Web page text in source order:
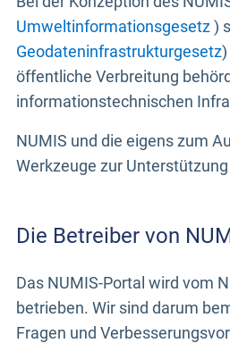
Umweltinformationsgesetz)
Geodateninfrastrukturgesetz
öffentliche Verbreitung
informationstechnischen
NUMIS und die eigens zum
Werkzeuge zur
Die Betreiber von
Das NUMIS-Portal wird vom
betrieben. Wir sind darum
Fragen und